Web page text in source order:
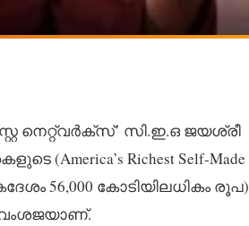
നെറ്റ്‌വർക്സ്’ സി.ഇ.ഒ ജയശ്രീ
Richest Self-Made
56,000 കോടിയിലധികം രൂപ)
വംശജയാണ്.